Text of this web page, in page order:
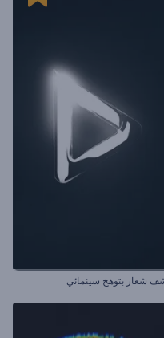
شعار بتوهج سينمائي